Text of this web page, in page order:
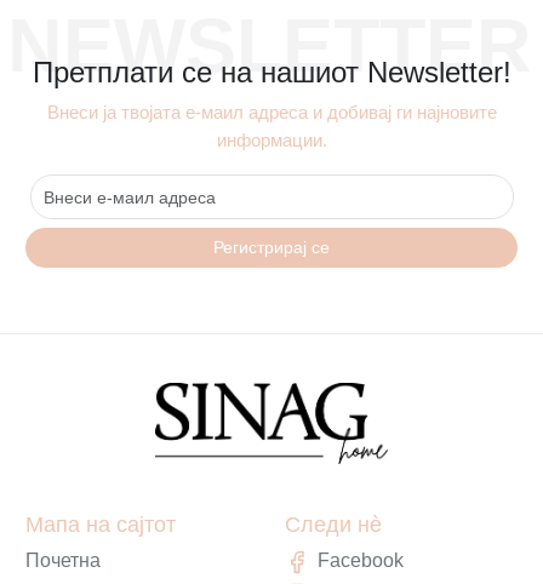
NEWSLETTER
Претплати се на нашиот Newsletter!
Внеси ја твојата е-маил адреса и добивај ги најновите
информации.
Регистрирај се
Мапа на сајтот
Почетна
Следи нè
Facebook